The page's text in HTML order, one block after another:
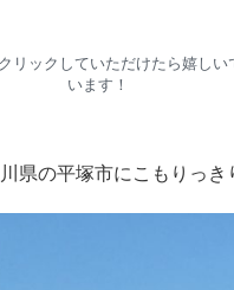
リックしていただけたら嬉しい
います！
県の平塚市にこもりっき